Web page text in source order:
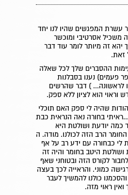
עשרת המפגשים שהיו לנו יחד
משכיל אסרטיבי ומוכשר
זה מיותר לומר עוד דבר
זאת.
ההסברים שלך לכל שאלה
פעמים) נענו בסבלנות
לראשונה... ) דבר שהרשים
וראוי הוא לציון ללא ספק.
שהיה לי ספק האם תוכלי
בחורה נאה הנראית כבת
עד כמה יודעת ושולטת היא
הרב הזה לכולנו. מודה. ה
לי כבחורה עם ידע רב על אף
ושולטת היטב בחומר והיה זה
לקורס הזה ובטוחני שאף
כמוני. והראייה לכך בעצה
כולנו להמשיך לעבר
ראוי מזה.